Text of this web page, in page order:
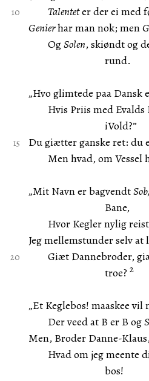
Talenteter der ei med
Genierhar man nok; men
OgSolen, skiøndt og
rund.
„Hvo glimtede paa
Hvis Priis med Evalds
iVold?”
Du giætter ganske ret: du
Men hvad, om Vessel
„Mit Navn er bagvendt
Bane,
Hvor Kegler nylig reist
Jeg mellemstunder selv at
Giæt Dannebroder,
troe? 2
„Et Keglebos! maaskee vil
Der veed at B er B og
Men, Broder Danne-
Hvad om jeg meente
bos!